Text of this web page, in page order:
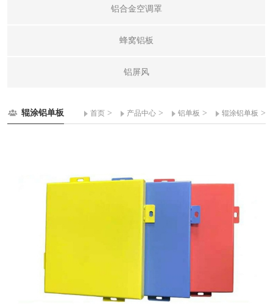
铝合金空调罩
蜂窝铝板
铝屏风
辊涂铝单板 首页 > 产品中心 > 铝单板 > 辊涂铝单板 >